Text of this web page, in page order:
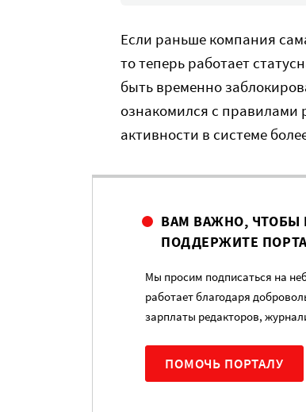
Если раньше компания
то теперь работает
быть временно
ознакомился с правилами
активности в системе
ВАМ ВАЖНО, ЧТОБЫ
ПОДДЕРЖИТЕ
Мы просим подписаться на
работает благодаря
зарплаты редакторов,
ПОМОЧЬ ПОРТАЛУ